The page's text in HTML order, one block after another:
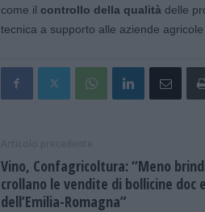
come il controllo della qualità delle
tecnica a supporto alle aziende
Vino, Confagricoltura: “Meno
crollano le vendite di bollicine doc
dell’Emilia-Romagna”